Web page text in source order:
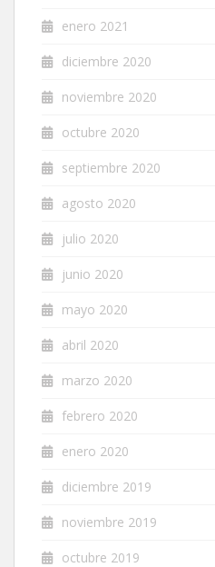
enero 2021
diciembre 2020
noviembre 2020
octubre 2020
septiembre 2020
agosto 2020
julio 2020
junio 2020
mayo 2020
abril 2020
marzo 2020
febrero 2020
enero 2020
diciembre 2019
noviembre 2019
octubre 2019